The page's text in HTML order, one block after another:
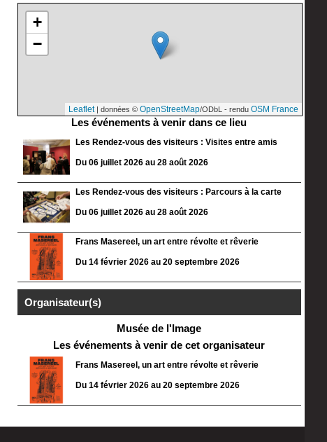
+
−
Leaflet| données © OpenStreetMap/ODbL - rendu OSM France
Les événements à venir dans ce lieu
Les Rendez-vous des visiteurs : Visites entre amis
Du 06 juillet 2026 au 28 août 2026
Les Rendez-vous des visiteurs : Parcours à la carte
Du 06 juillet 2026 au 28 août 2026
Frans Masereel, un art entre révolte et rêverie
Du 14 février 2026 au 20 septembre 2026
Organisateur(s)
Musée de l'Image
Les événements à venir de cet organisateur
Frans Masereel, un art entre révolte et rêverie
Du 14 février 2026 au 20 septembre 2026